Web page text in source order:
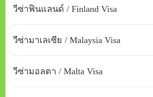
วีซ่าฟินแลนด์ / Finland Visa
วีซ่ามาเลเซีย / Malaysia Visa
วีซ่ามอลตา / Malta Visa